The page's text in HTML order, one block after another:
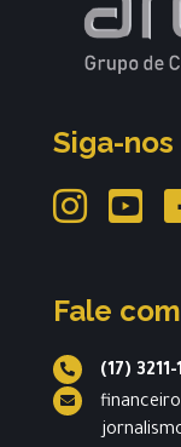
Siga-
Fale
(17)